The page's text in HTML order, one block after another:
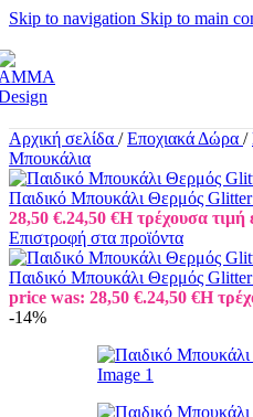
Skip to navigation Skip to main
Αρχική σελίδα / Εποχιακά Δώρα /
Μπουκάλια
Παιδικό Μπουκάλι Θερμός Glitter
28,50 €.24,50 €Η τρέχουσα τιμή
Επιστροφή στα προϊόντα
Παιδικό Μπουκάλι Θερμός
price was: 28,50 €.24,50 €Η
-14%